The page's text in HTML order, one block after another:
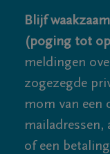
Blijf
(poging tot
meldingen
zogezegde
mom van een
mailadressen,
of een